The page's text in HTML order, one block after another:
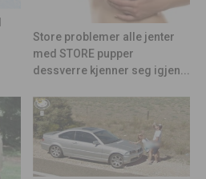
Store problemer alle jenter
med STORE pupper
dessverre kjenner seg igjen...